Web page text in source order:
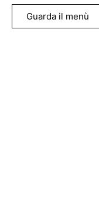
Guarda il menù